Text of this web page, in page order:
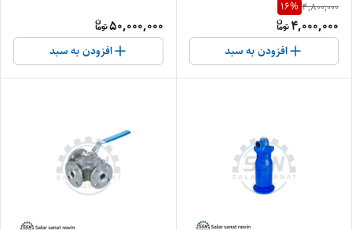
4,800,000
16%
4,000,000
افزودن به سبد
50,000,000
افزودن به سبد